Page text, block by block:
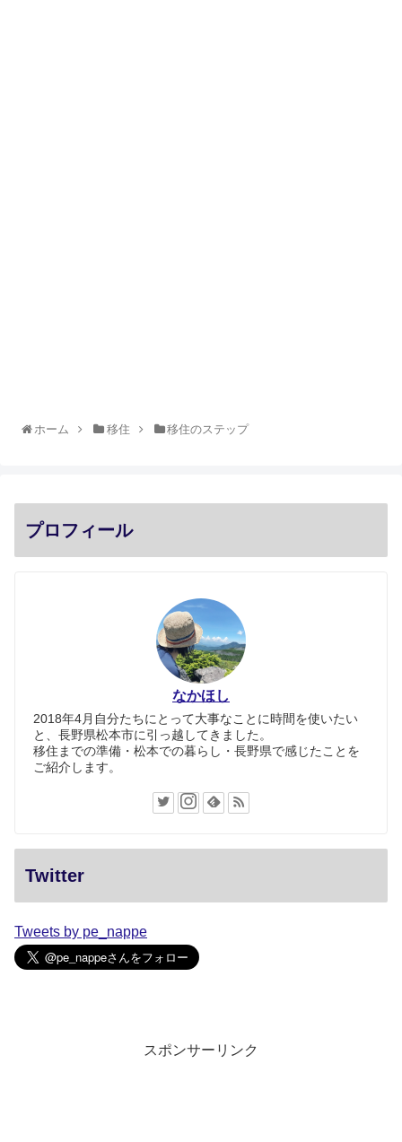
ホーム 移住 移住のステップ
プロフィール
なかほし
2018年4月自分たちにとって大事なことに時間を使いたい
と、長野県松本市に引っ越してきました。
移住までの準備・松本での暮らし・長野県で感じたことを
ご紹介します。
Twitter
Tweets by pe_nappe
スポンサーリンク